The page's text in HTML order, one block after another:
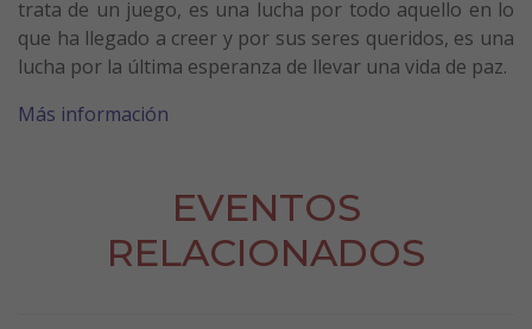
trata de un juego, es una lucha por todo aquello en lo
que ha llegado a creer y por sus seres queridos, es una
lucha por la última esperanza de llevar una vida de paz.
Más información
EVENTOS
RELACIONADOS